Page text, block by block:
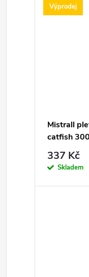
Výprodej
Mistrall
catfish
mm
337 Kč
Skladem